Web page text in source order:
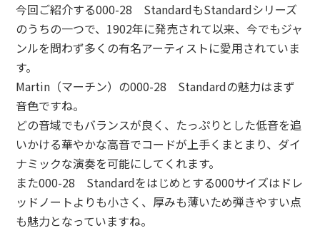
今回ご紹介する000-28 StandardもStandardシリーズ
のうちの一つで、1902年に発売されて以来、今でもジャ
ンルを問わず多くの有名アーティストに愛用されていま
す。
Martin（マーチン）の000-28 Standardの魅力はまず
音色ですね。
どの音域でもバランスが良く、たっぷりとした低音を追
いかける華やかな高音でコードが上手くまとまり、ダイ
ナミックな演奏を可能にしてくれます。
また000-28 Standardをはじめとする000サイズはドレ
ッドノートよりも小さく、厚みも薄いため弾きやすい点
も魅力となっていますね。